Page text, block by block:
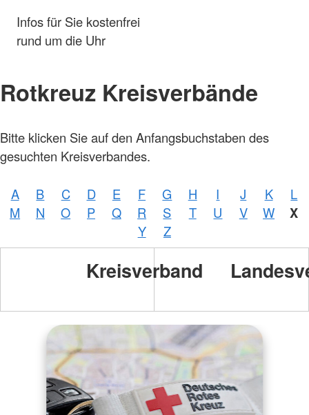
Infos für Sie kostenfrei
rund um die Uhr
Rotkreuz Kreisverbände
Bitte klicken Sie auf den Anfangsbuchstaben des
gesuchten Kreisverbandes.
A B C D E F G H I J K
L
M
N O P Q R S T U V W X
Y Z
Kreisverband